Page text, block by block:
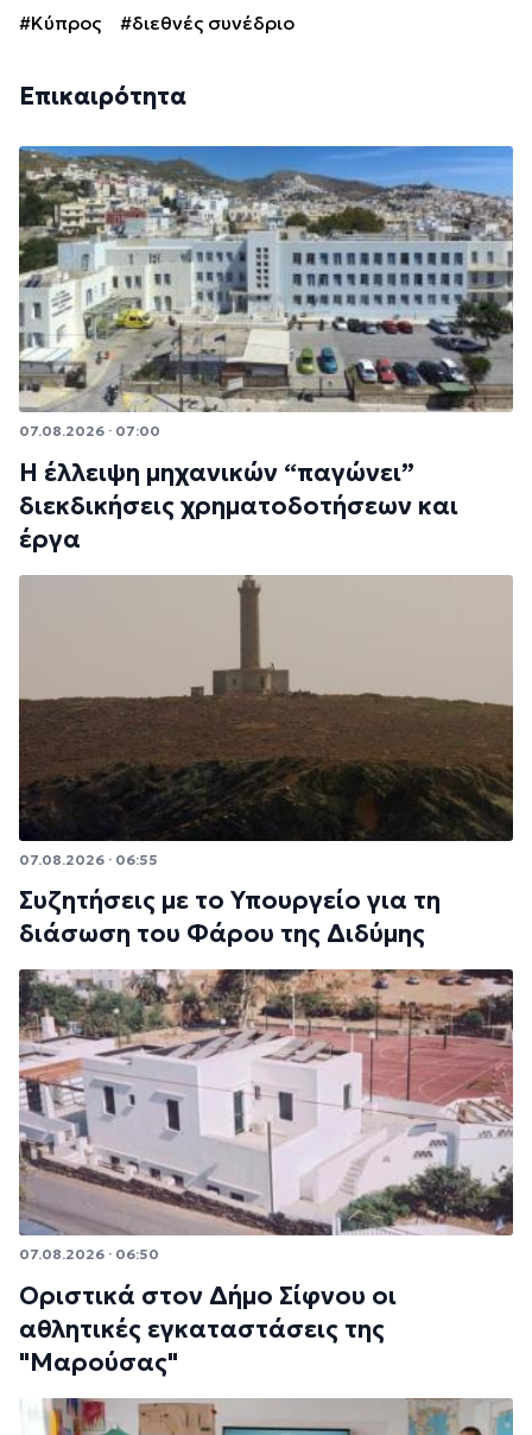
#Κύπρος #διεθνές συνέδριο
Επικαιρότητα
07.08.2026 · 07:00
Η έλλειψη μηχανικών “παγώνει”
διεκδικήσεις χρηματοδοτήσεων και
έργα
07.08.2026 · 06:55
Συζητήσεις με το Υπουργείο για τη
διάσωση του Φάρου της Διδύμης
07.08.2026 · 06:50
Οριστικά στον Δήμο Σίφνου οι
αθλητικές εγκαταστάσεις της
"Μαρούσας"